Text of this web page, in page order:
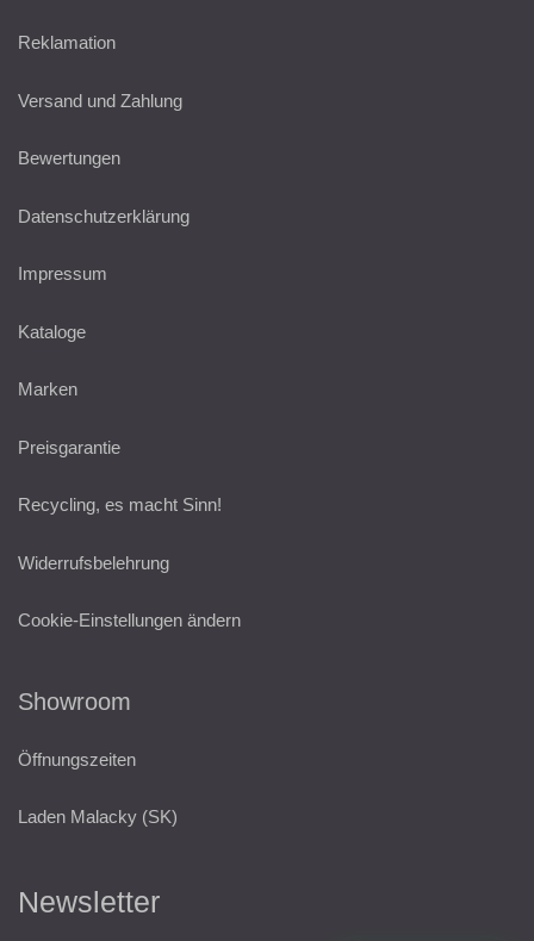
Reklamation
Versand und Zahlung
Bewertungen
Datenschutzerklärung
Impressum
Kataloge
Marken
Preisgarantie
Recycling, es macht Sinn!
Widerrufsbelehrung
Cookie-Einstellungen ändern
Showroom
Öffnungszeiten
Laden Malacky (SK)
Newsletter